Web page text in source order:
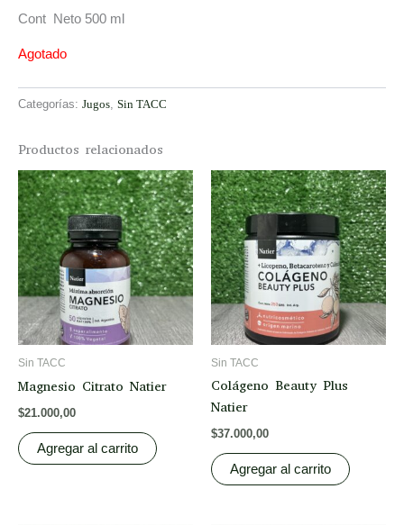
Cont Neto 500 ml
Agotado
Categorías: Jugos, Sin TACC
Productos relacionados
Sin TACC
Magnesio Citrato Natier
$21.000,00
Agregar al carrito
Sin TACC
Colágeno Beauty Plus
Natier
$37.000,00
Agregar al carrito